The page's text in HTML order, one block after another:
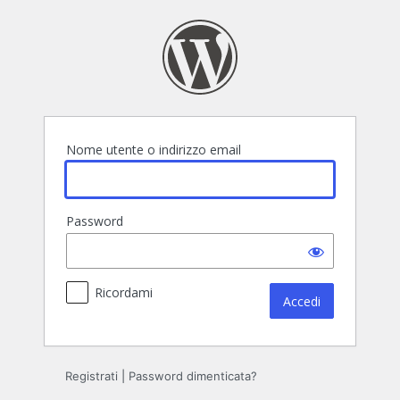
Nome utente o indirizzo email
Password
Ricordami
Registrati Password dimenticata?